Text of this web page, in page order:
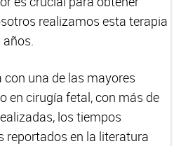
realizamos esta terapia
años.
una de las mayores
en cirugía fetal, con más de
los tiempos
reportados en la literatura